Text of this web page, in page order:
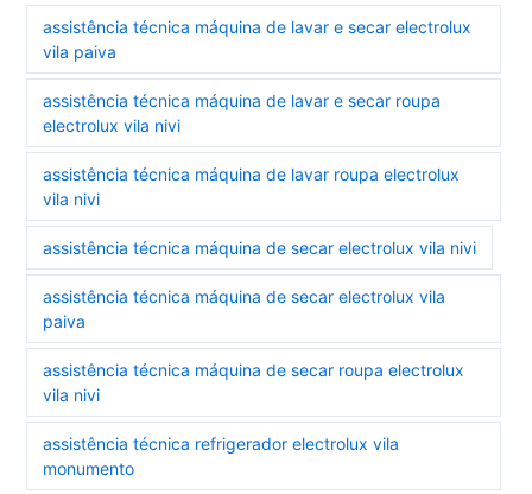
assistência técnica máquina de lavar e secar electrolux
vila paiva
assistência técnica máquina de lavar e secar roupa
electrolux vila nivi
assistência técnica máquina de lavar roupa electrolux
vila nivi
assistência técnica máquina de secar electrolux vila nivi
assistência técnica máquina de secar electrolux vila
paiva
assistência técnica máquina de secar roupa electrolux
vila nivi
assistência técnica refrigerador electrolux vila
monumento